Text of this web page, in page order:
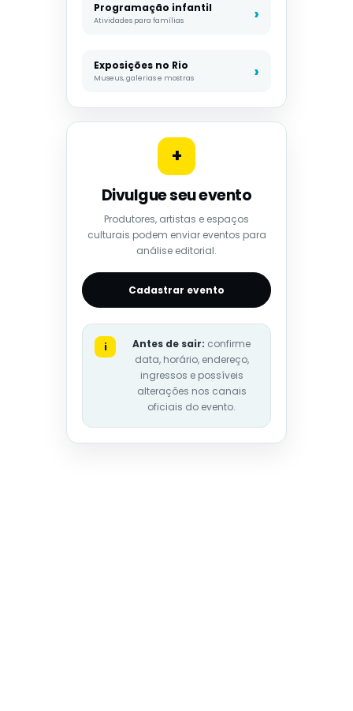
Programação infantil
Atividades para famílias
Exposições no Rio
Museus, galerias e mostras
+
Divulgue seu evento
Produtores, artistas e espaços
culturais podem enviar eventos para
análise editorial.
Cadastrar evento
i Antes de sair: confirme
data, horário, endereço,
ingressos e possíveis
alterações nos canais
oficiais do evento.